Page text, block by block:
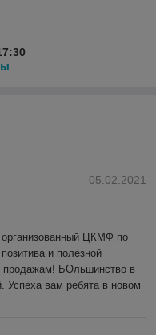
05.02.2021
организованный ЦКМФ по
и полезной
продажам! БОльшинство в
Успеха вам ребята в новом